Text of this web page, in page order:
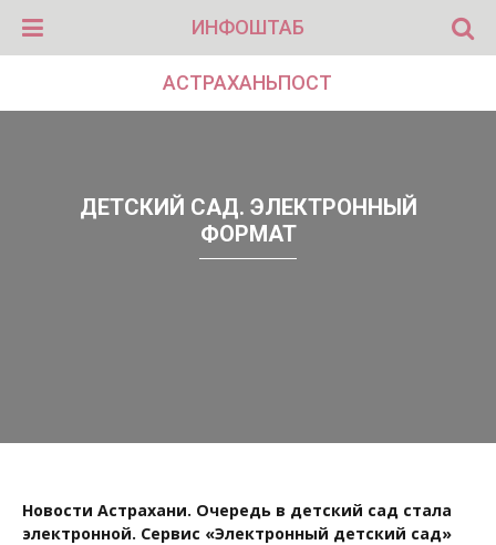
ИНФОШТАБ
АСТРАХАНЬПОСТ
ДЕТСКИЙ САД. ЭЛЕКТРОННЫЙ
ФОРМАТ
Новости Астрахани. Очередь в детский сад стала
электронной. Сервис «Электронный детский сад»